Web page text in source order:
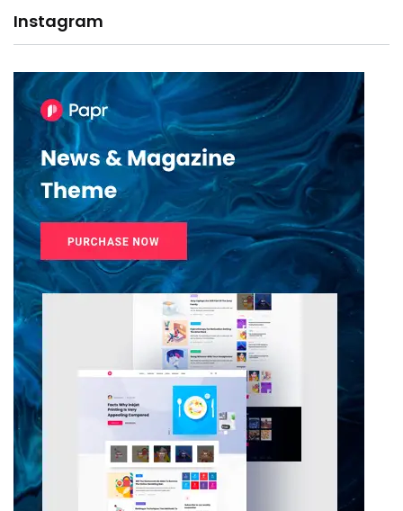
Instagram